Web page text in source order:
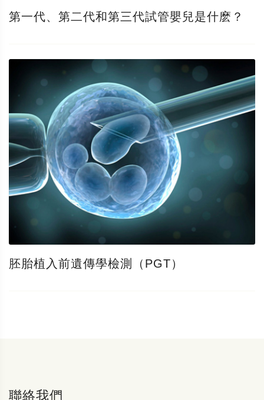
第一代、第二代和第三代試管嬰兒是什麽？
胚胎植入前遺傳學檢測（PGT）
聯絡我們